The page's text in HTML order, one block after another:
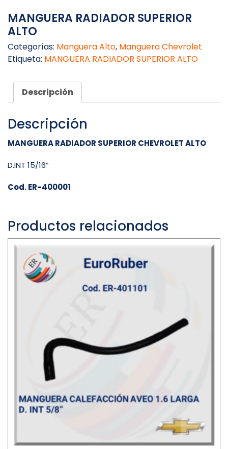
MANGUERA RADIADOR SUPERIOR
ALTO
Categorías: Manguera Alto, Manguera Chevrolet
Etiqueta: MANGUERA RADIADOR SUPERIOR ALTO
Descripción
Descripción
MANGUERA RADIADOR SUPERIOR CHEVROLET ALTO
D.INT 15/16”
Cod. ER-400001
Productos relacionados